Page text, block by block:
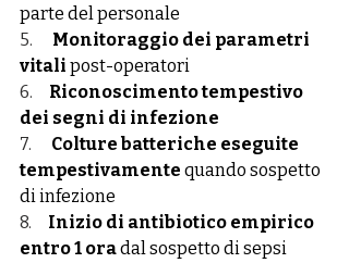
parte del personale
5. Monitoraggio dei parametri
vitali post-operatori
6. Riconoscimento tempestivo
dei segni di infezione
7. Colture batteriche eseguite
tempestivamente quando sospetto
di infezione
8. Inizio di antibiotico empirico
entro 1 ora dal sospetto di sepsi